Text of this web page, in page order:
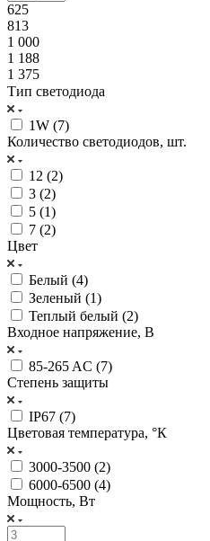
625
813
1 000
1 188
1 375
Тип светодиода
1W (7)
Количество светодиодов, шт.
12 (2)
3 (2)
5 (1)
7 (2)
Цвет
Белый (4)
Зеленый (1)
Теплый белый (2)
Входное напряжение, В
85-265 AC (7)
Степень защиты
IP67 (7)
Цветовая температура, °К
3000-3500 (2)
6000-6500 (4)
Мощность, Вт